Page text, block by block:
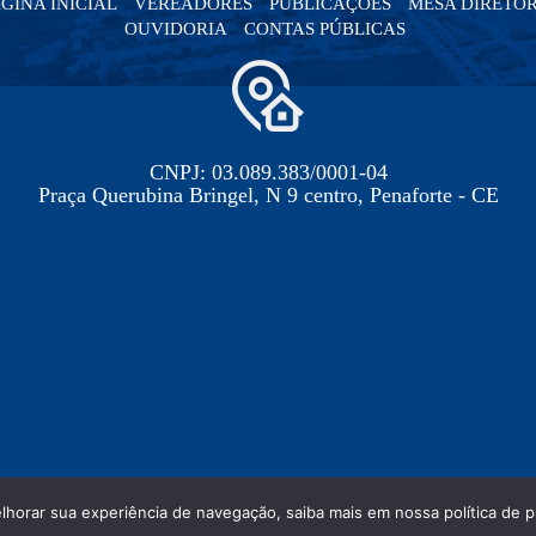
OUVIDORIA
CONTAS PÚBLICAS
CNPJ: 03.089.383/0001-04
Praça Querubina Bringel, N 9 centro, Penaforte - CE
DE PENAFORTE - PODER LEGISLATIVO - TODOS OS
sua experiência de navegação, saiba mais em nossa política de